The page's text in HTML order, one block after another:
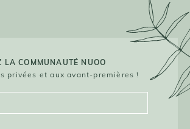
LA COMMUNAUTÉ NUOO
privées et aux avant-premières !